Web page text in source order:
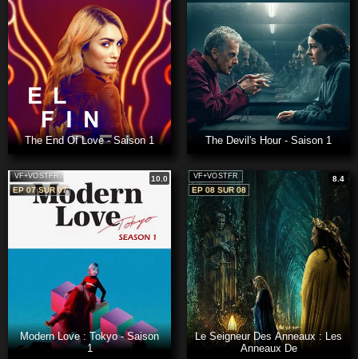
The End Of Love - Saison 1 The Devil's Hour - Saison 1
VF+VOSTFR
10.0
EP 07 SUR 07
Modern Love : Tokyo - Saison
1
VF+VOSTFR
8.4
EP 08 SUR 08
Le Seigneur Des Anneaux : Les
Anneaux De